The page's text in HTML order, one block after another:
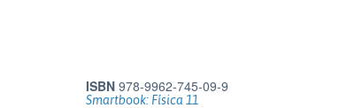
ISBN 978-9962-745-09-9
Smartbook: Física 11